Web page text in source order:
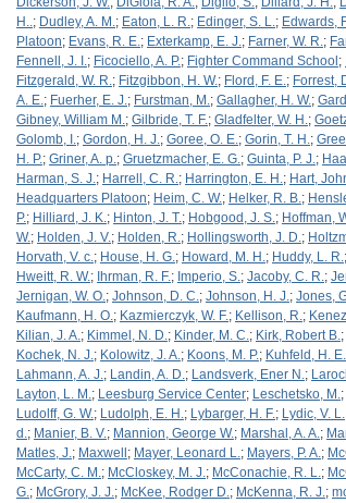
H..; Dudley, A. M.; Eaton, L. R.; Edinger, S. L.; Edwards,
Platoon; Evans, R. E.; Exterkamp, E. J.; Farner, W. R.;
Fennell, J. I.; Ficociello, A. P.; Fighter Command School ;
Fitzgerald, W. R.; Fitzgibbon, H. W.; Flord, F. E.; Forrest,
A. E.; Fuerher, E. J.; Furstman, M.; Gallagher, H. W.;
Gibney, William M.; Gilbride, T. F.; Gladfelter, W. H.;
Golomb, I.; Gordon, H. J.; Goree, O. E.; Gorin, T. H.;
H. P.; Griner, A. p.; Gruetzmacher, E. G.; Guinta, P. J.;
Harman, S. J.; Harrell, C. R.; Harrington, E. H.; Hart,
Headquarters Platoon; Heim, C. W.; Helker, R. B.;
P.; Hilliard, J. K.; Hinton, J. T.; Hobgood, J. S.; Hoffman,
W.; Holden, J. V.; Holden, R.; Hollingsworth, J. D.;
Horvath, V. c.; House, H. G.; Howard, M. H.; Huddy, L. R.;
Hweitt, R. W.; Ihrman, R. F.; Imperio, S.; Jacoby, C. R.;
Jernigan, W. O.; Johnson, D. C.; Johnson, H. J.; Jones,
Kaufmann, H. O.; Kazmierczyk, W. F.; Kellison, R.;
Kilian, J. A.; Kimmel, N. D.; Kinder, M. C.; Kirk, Robert B.;
Kochek, N. J.; Kolowitz, J. A.; Koons, M. P.; Kuhfeld, H. E.
Lahmann, A. J.; Landin, A. D.; Landsverk, Ener N.;
Layton, L. M.; Leesburg Service Center; Leschetsko, M.;
Ludolff, G. W.; Ludolph, E. H.; Lybarger, H. F.; Lydic, V. L.
d.; Manier, B. V.; Mannion, George W.; Marshal, A. A.;
Matles, J.; Maxwell ; Mayer, Leonard L.; Mayers, P. A.;
McCarty, C. M.; McCloskey, M. J.; McConachie, R. L.;
G.; McGrory, J. J.; McKee, Rodger D.; McKenna, R. J.;